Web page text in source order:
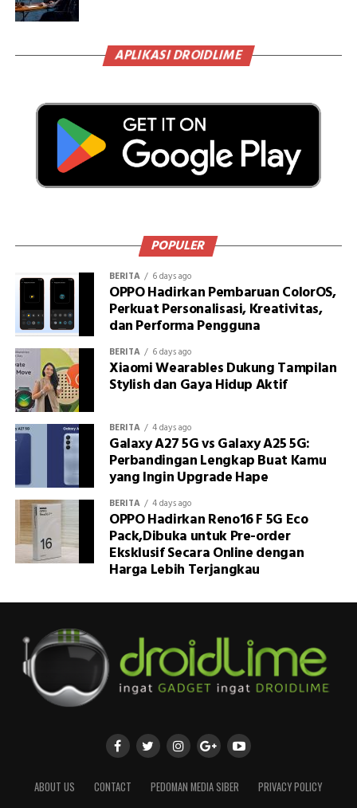
APLIKASI DROIDLIME
POPULER
BERITA 6 days ago
OPPO Hadirkan Pembaruan ColorOS,
Perkuat Personalisasi, Kreativitas,
dan Performa Pengguna
BERITA 6 days ago
Xiaomi Wearables Dukung Tampilan
Stylish dan Gaya Hidup Aktif
BERITA 4 days ago
Galaxy A27 5G vs Galaxy A25 5G:
Perbandingan Lengkap Buat Kamu
yang Ingin Upgrade Hape
BERITA 4 days ago
OPPO Hadirkan Reno16 F 5G Eco
Pack,Dibuka untuk Pre-order
Eksklusif Secara Online dengan
Harga Lebih Terjangkau
ABOUT US CONTACT PEDOMAN MEDIA SIBER PRIVACY POLICY